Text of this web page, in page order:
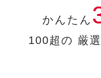
かんたん
100超の 厳